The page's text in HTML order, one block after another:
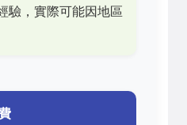
驗，實際可能因地區